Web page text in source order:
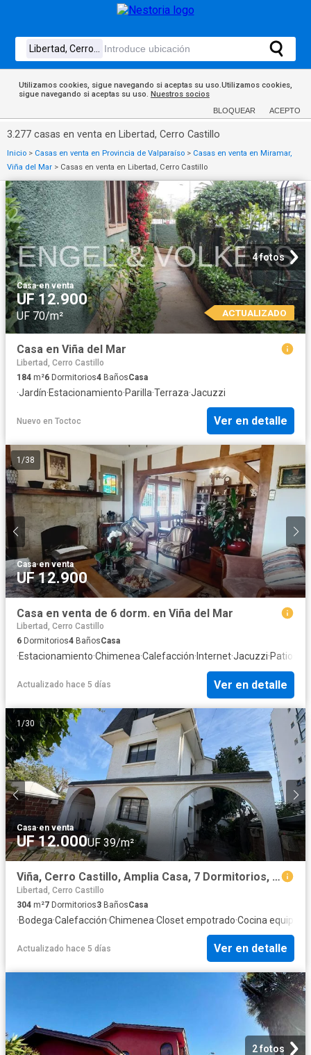
Utilizamos cookies, sigue navegando si aceptas su uso.Utilizamos cookies,
sigue navegando si aceptas su uso. Nuestros socios
BLOQUEAR ACEPTO
3.277 casas en venta en Libertad, Cerro Castillo
Inicio > Casas en venta en Provincia de Valparaíso > Casas en venta en Miramar,
Viña del Mar > Casas en venta en Libertad, Cerro Castillo
4 fotos
Casa·en venta
UF 12.900
UF 70/m² ACTUALIZADO
Casa en Viña del Mar
Libertad, Cerro Castillo
184 m²6 Dormitorios4 BañosCasa
·Jardín·Estacionamiento·Parilla·Terraza·Jacuzzi
Nuevo en Toctoc Ver en detalle
1 /38
Casa·en venta
UF 12.900
Casa en venta de 6 dorm. en Viña del Mar
Libertad, Cerro Castillo
6 Dormitorios4 BañosCasa
·Estacionamiento·Chimenea·Calefacción· Internet·Jacuzzi·Patio
Actualizado hace 5 días Ver en detalle
1 /30
Casa·en venta
UF 12.000UF 39/m²
Viña, Cerro Castillo, Amplia Casa, 7 Dormitorios, 3 Baños, Piscina, Vista
Libertad, Cerro Castillo
304 m²7 Dormitorios3 BañosCasa
·Bodega·Calefacción·Chimenea·Closet empotrado·Cocina equipada
Actualizado hace 5 días Ver en detalle
2 fotos